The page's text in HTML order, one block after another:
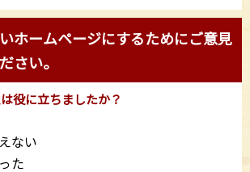
ホームページにするためにご意見
さい。
役に立ちましたか？
ない
た